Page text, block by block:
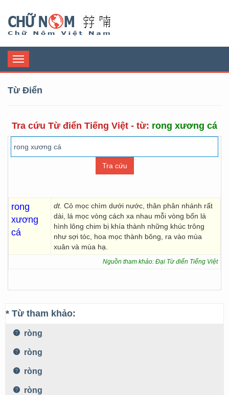
Toggle
navigation
Từ Điển
Tra cứu Từ điển Tiếng Việt - từ: rong xương cá
rong
xương
cá
dt. Cỏ mọc chìm dưới nước, thân phân nhánh rất
dài, lá mọc vòng cách xa nhau mỗi vòng bốn lá
hình lông chim bị khía thành những khúc trông
như sợi tóc, hoa mọc thành bông, ra vào mùa
xuân và mùa hạ.
Nguồn tham khảo: Đại Từ điển Tiếng Việt
* Từ tham khảo:
ròng
ròng
ròng
ròng